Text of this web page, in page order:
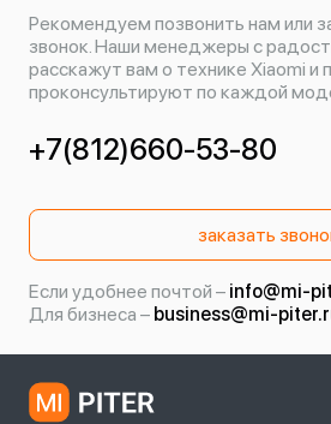
Рекомендуем позвонить нам или
звонок. Наши менеджеры с
расскажут вам о технике Xiaomi и
проконсультируют по каждой
+7(812)660-53-80
заказать
Если удобнее почтой – info@mi-
Для бизнеса – business@mi-